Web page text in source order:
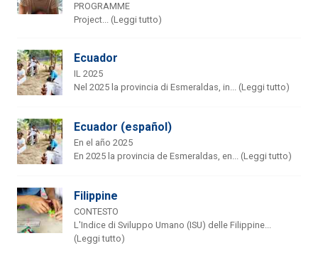
PROGRAMME
Project... (Leggi tutto)
Ecuador
IL 2025
Nel 2025 la provincia di Esmeraldas, in... (Leggi tutto)
Ecuador (español)
En el año 2025
En 2025 la provincia de Esmeraldas, en... (Leggi tutto)
Filippine
CONTESTO
L'Indice di Sviluppo Umano (ISU) delle Filippine...
(Leggi tutto)